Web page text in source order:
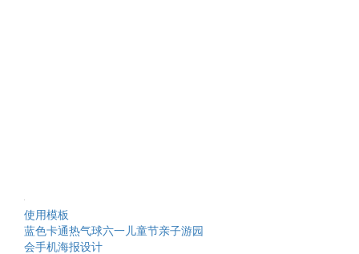
使用模板
蓝色卡通热气球六一儿童节亲子游园
会手机海报设计